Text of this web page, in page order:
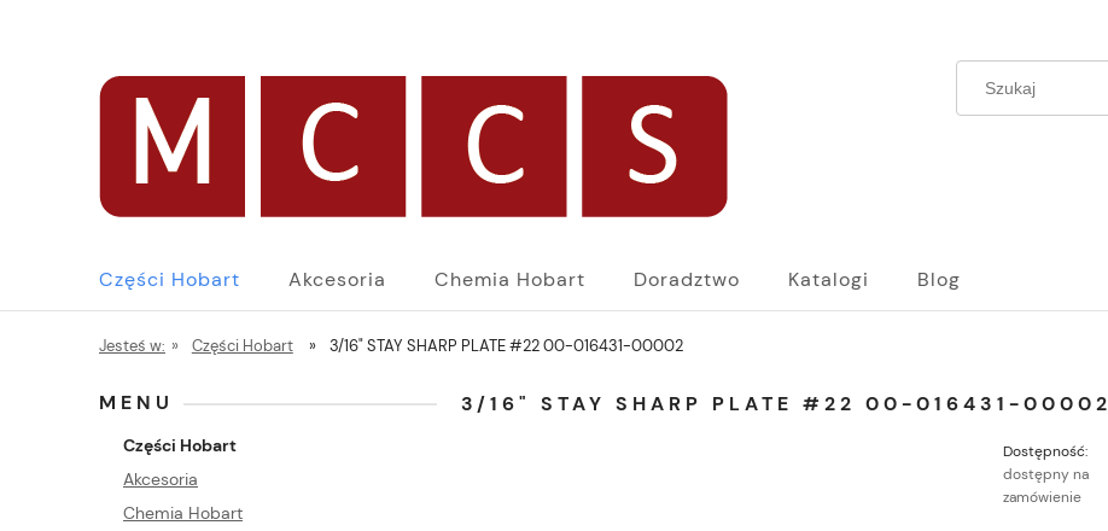
Części Hobart Akcesoria Chemia Hobart Doradztwo Katalogi Blog
Jesteś w: » Części Hobart » 3/16" STAY SHARP PLATE #22 00-016431-00002
MENU
Części Hobart
Akcesoria
Chemia Hobart
3/16" STAY SHARP PLATE #22 00-016431-00002
Dostępność:
dostępny na
zamówienie